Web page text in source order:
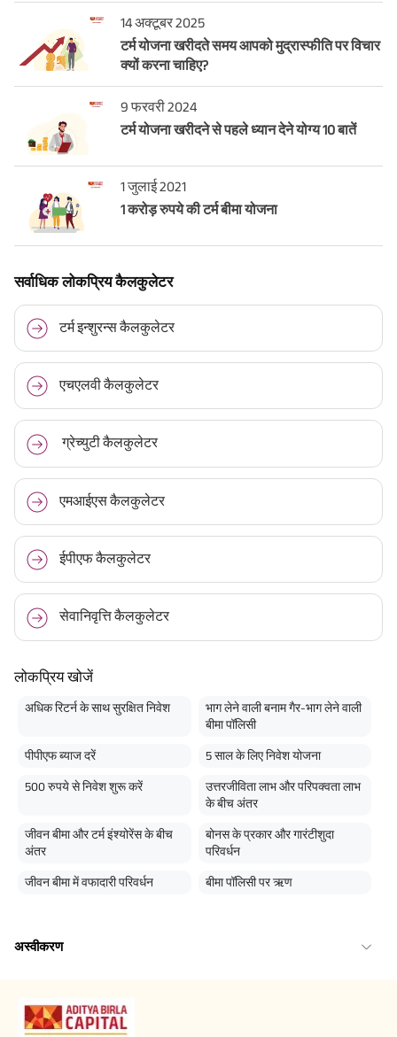
14 अक्टूबर 2025
टर्म योजना खरीदते समय आपको मुद्रास्फीति पर विचार
क्यों करना चाहिए?
9 फरवरी 2024
टर्म योजना खरीदने से पहले ध्यान देने योग्य 10 बातें
1 जुलाई 2021
1 करोड़ रुपये की टर्म बीमा योजना
सर्वाधिक लोकप्रिय कैलकुलेटर
टर्म इन्शुरन्स कैलकुलेटर
एचएलवी कैलकुलेटर
ग्रेच्युटी कैलकुलेटर
एमआईएस कैलकुलेटर
ईपीएफ कैलकुलेटर
सेवानिवृत्ति कैलकुलेटर
लोकप्रिय खोजें
अधिक रिटर्न के साथ सुरक्षित निवेश
भाग लेने वाली बनाम गैर-भाग लेने वाली
बीमा पॉलिसी
पीपीएफ ब्याज दरें 5 साल के लिए निवेश योजना
500 रुपये से निवेश शुरू करें
उत्तरजीविता लाभ और परिपक्वता लाभ
के बीच अंतर
जीवन बीमा और टर्म इंश्योरेंस के बीच
अंतर
बोनस के प्रकार और गारंटीशुदा
परिवर्धन
जीवन बीमा में वफादारी परिवर्धन बीमा पॉलिसी पर ऋण
अस्वीकरण